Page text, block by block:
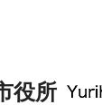
役所